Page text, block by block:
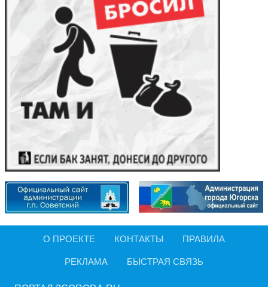
О ПРОЕКТЕ КОНТАКТЫ ПРАВИЛА
РЕКЛАМА БЫСТРАЯ СВЯЗЬ